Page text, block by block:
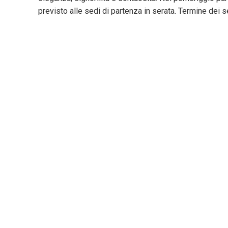
previsto alle sedi di partenza in serata. Termine dei